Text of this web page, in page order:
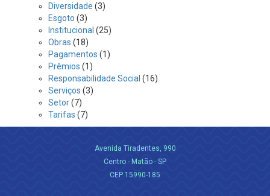
Diversidade (3)
Esgoto (3)
Institucional (25)
Obras (18)
Pagamentos (1)
Prêmios (1)
Responsabilidade Social (16)
Serviços (3)
Setor(7)
Tarifas (7)
Avenida Tiradentes, 990
Centro - Matão - SP
CEP 15990-185